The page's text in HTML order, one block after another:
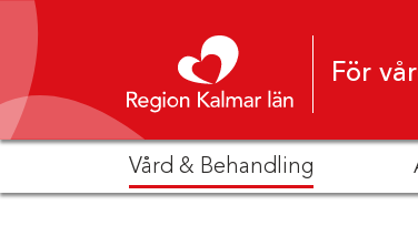
Hoppa till innehåll
För
Vård & Behandling